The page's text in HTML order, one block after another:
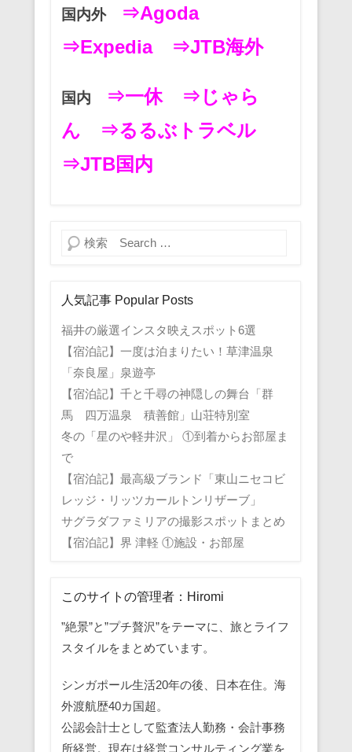
国内外
⇒Agoda
⇒Expedia
⇒JTB海外
国内 ⇒一休
⇒じゃら
ん
⇒るるぶトラベル
⇒JTB国内
検索
人気記事 Popular Posts
福井の厳選インスタ映えスポット6選
【宿泊記】一度は泊まりたい！草津温泉
「奈良屋」泉遊亭
【宿泊記】千と千尋の神隠しの舞台「群
馬 四万温泉 積善館」山荘特別室
冬の「星のや軽井沢」 ①到着からお部屋ま
で
【宿泊記】最高級ブランド「東山ニセコビ
レッジ・リッツカールトンリザーブ」
サグラダファミリアの撮影スポットまとめ
【宿泊記】界 津軽 ①施設・お部屋
このサイトの管理者：Hiromi
”絶景”と”プチ贅沢”をテーマに、旅とライフ
スタイルをまとめています。
シンガポール生活20年の後、日本在住。海
外渡航歴40カ国超。
公認会計士として監査法人勤務・会計事務
所経営。現在は経営コンサルティング業を